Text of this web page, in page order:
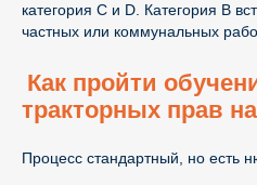
категория C и D. Категория B
частных или коммунальных
Как пройти
тракторных прав
Процесс стандартный, но есть